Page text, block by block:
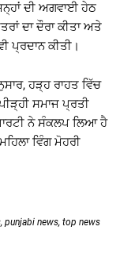
ਦੀ ਅਗਵਾਈ ਹੇਠ
ਦਾ ਦੌਰਾ ਕੀਤਾ ਅਤੇ
ਪ੍ਰਦਾਨ ਕੀਤੀ।
ਹੜ੍ਹ ਰਾਹਤ ਵਿੱਚ
ਸਮਾਜ ਪ੍ਰਤੀ
ਨੇ ਸੰਕਲਪ ਲਿਆ ਹੈ
ਵਿੰਗ ਮੋਹਰੀ
, punjabi news, top news